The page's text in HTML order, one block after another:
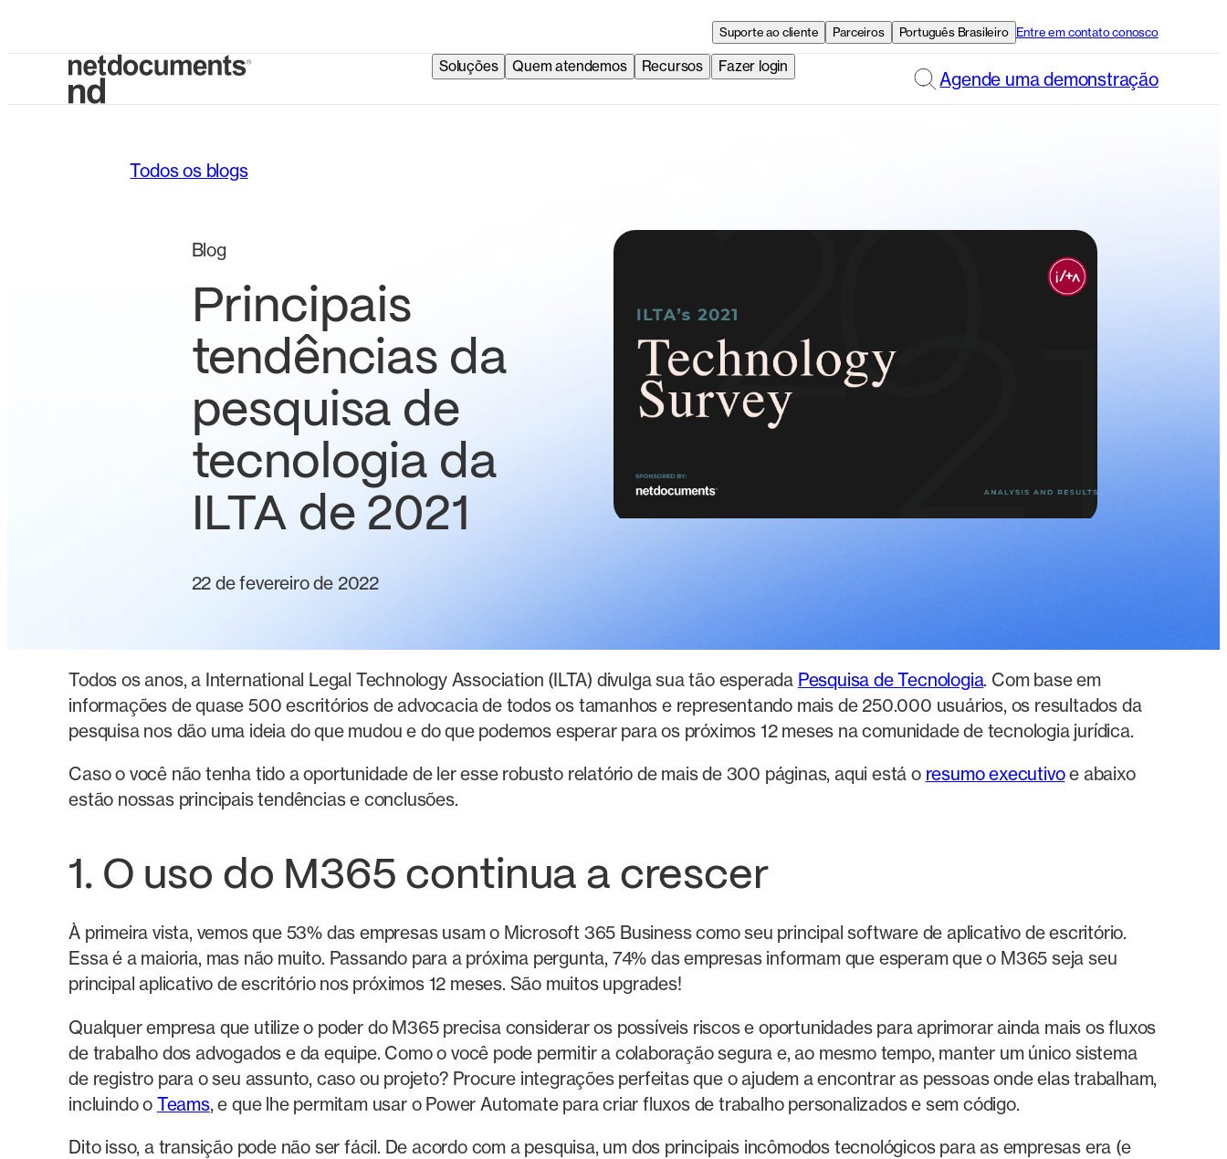
Suporte ao cliente Parceiros Português Brasileiro Entre em contato conosco
Soluções Quem atendemos Recursos Fazer login
Agende uma demonstração
Todos os blogs
Blog
Principais
tendências da
pesquisa de
tecnologia da
ILTA de 2021
22 de fevereiro de 2022
Todos os anos, a International Legal Technology Association (ILTA) divulga sua tão esperada Pesquisa de Tecnologia. Com base em
informações de quase 500 escritórios de advocacia de todos os tamanhos e representando mais de 250.000 usuários, os resultados da
pesquisa nos dão uma ideia do que mudou e do que podemos esperar para os próximos 12 meses na comunidade de tecnologia jurídica.
Caso o você não tenha tido a oportunidade de ler esse robusto relatório de mais de 300 páginas, aqui está o resumo executivoe abaixo
estão nossas principais tendências e conclusões.
1. O uso do M365 continua a crescer
À primeira vista, vemos que 53% das empresas usam o Microsoft 365 Business como seu principal software de aplicativo de escritório.
Essa é a maioria, mas não muito. Passando para a próxima pergunta, 74% das empresas informam que esperam que o M365 seja seu
principal aplicativo de escritório nos próximos 12 meses. São muitos upgrades!
Qualquer empresa que utilize o poder do M365 precisa considerar os possíveis riscos e oportunidades para aprimorar ainda mais os fluxos
de trabalho dos advogados e da equipe. Como o você pode permitir a colaboração segura e, ao mesmo tempo, manter um único sistema
de registro para o seu assunto, caso ou projeto? Procure integrações perfeitas que o ajudem a encontrar as pessoas onde elas trabalham,
incluindo o Teams, e que lhe permitam usar o Power Automate para criar fluxos de trabalho personalizados e sem código.
Dito isso, a transição pode não ser fácil. De acordo com a pesquisa, um dos principais incômodos tecnológicos para as empresas era (e